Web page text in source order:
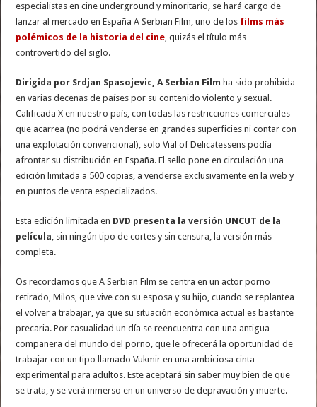
especialistas en cine underground y minoritario, se hará cargo de
lanzar al mercado en España A Serbian Film, uno de los films más
polémicos de la historia del cine, quizás el título más
controvertido del siglo.
Dirigida por Srdjan Spasojevic, A Serbian Film ha sido prohibida
en varias decenas de países por su contenido violento y sexual.
Calificada X en nuestro país, con todas las restricciones comerciales
que acarrea (no podrá venderse en grandes superficies ni contar con
una explotación convencional), solo Vial of Delicatessens podía
afrontar su distribución en España. El sello pone en circulación una
edición limitada a 500 copias, a venderse exclusivamente en la web y
en puntos de venta especializados.
Esta edición limitada en DVD presenta la versión UNCUT de la
película, sin ningún tipo de cortes y sin censura, la versión más
completa.
Os recordamos que A Serbian Film se centra en un actor porno
retirado, Milos, que vive con su esposa y su hijo, cuando se replantea
el volver a trabajar, ya que su situación económica actual es bastante
precaria. Por casualidad un día se reencuentra con una antigua
compañera del mundo del porno, que le ofrecerá la oportunidad de
trabajar con un tipo llamado Vukmir en una ambiciosa cinta
experimental para adultos. Este aceptará sin saber muy bien de que
se trata, y se verá inmerso en un universo de depravación y muerte.